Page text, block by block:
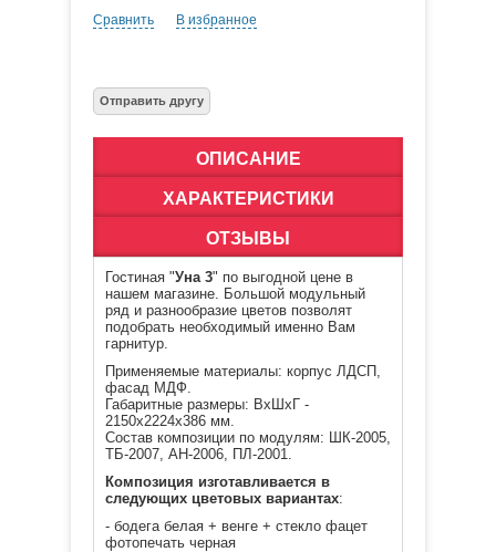
Сравнить В избранное
ОПИСАНИЕ
ХАРАКТЕРИСТИКИ
ОТЗЫВЫ
Гостиная "Уна 3" по выгодной цене в
нашем магазине. Большой модульный
ряд и разнообразие цветов позволят
подобрать необходимый именно Вам
гарнитур.
Применяемые материалы: корпус ЛДСП,
фасад МДФ.
Габаритные размеры: ВхШхГ -
2150х2224х386 мм.
Состав композиции по модулям: ШК-2005,
ТБ-2007, АН-2006, ПЛ-2001.
Композиция изготавливается в
следующих цветовых вариантах:
- бодега белая + венге + стекло фацет
фотопечать черная